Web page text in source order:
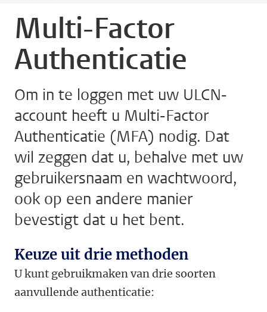
Multi-Factor
Authenticatie
Om in te loggen met uw ULCN-
account heeft u Multi-Factor
Authenticatie (MFA) nodig. Dat
wil zeggen dat u, behalve met uw
gebruikersnaam en wachtwoord,
ook op een andere manier
bevestigt dat u het bent.
Keuze uit drie methoden
U kunt gebruikmaken van drie soorten
aanvullende authenticatie: